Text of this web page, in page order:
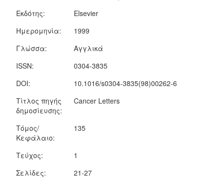
Εκδότης:
Elsevier
Ημερομηνία:
1999
Γλώσσα:
Αγγλικά
ISSN:
0304-3835
DOI:
10.1016/s0304-3835(98)00262-6
Τίτλος πηγής
δημοσίευσης:
Cancer Letters
Τόμος/
Κεφάλαιο:
135
Τεύχος:
1
Σελίδες:
21-27